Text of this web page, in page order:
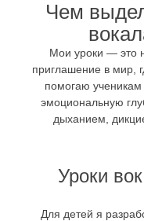
Чем
Мои уроки — это
приглашение в мир,
помогаю ученикам
эмоциональную
дыханием,
Уроки
Для детей я